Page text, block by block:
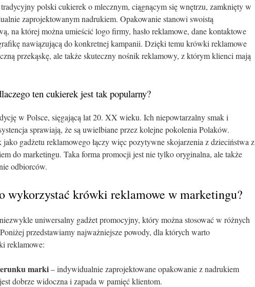
polski cukierek o mlecznym, ciągnącym się wnętrzu, zamknięty w
zaprojektowanym nadrukiem. Opakowanie stanowi swoistą
na której można umieścić logo firmy, hasło reklamowe, dane kontaktowe
nawiązującą do konkretnej kampanii. Dzięki temu krówki reklamowe
przekąskę, ale także skuteczny nośnik reklamowy, z którym klienci mają
ten cukierek jest tak popularny?
w Polsce, sięgającą lat 20. XX wieku. Ich niepowtarzalny smak i
sprawiają, że są uwielbiane przez kolejne pokolenia Polaków.
gadżetu reklamowego łączy więc pozytywne skojarzenia z dzieciństwa z
do marketingu. Taka forma promocji jest nie tylko oryginalna, ale także
odbiorców.
wykorzystać krówki reklamowe w marketingu?
uniwersalny gadżet promocyjny, który można stosować w różnych
przedstawiamy najważniejsze powody, dla których warto
reklamowe:
marki– indywidualnie zaprojektowane opakowanie z nadrukiem
dobrze widoczna i zapada w pamięć klientom.